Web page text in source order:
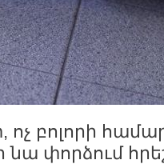
ոչ բոլորի
փորձում